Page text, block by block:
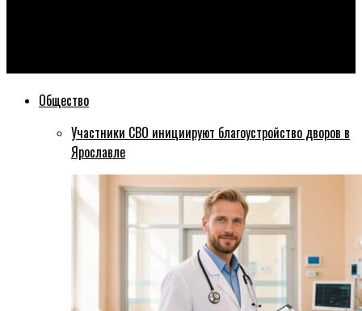
Общество
Участники СВО инициируют благоустройство дворов в
Ярославле